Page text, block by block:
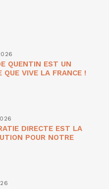
QUENTIN EST UN
QUE VIVE LA FRANCE !
DIRECTE EST LA
POUR NOTRE